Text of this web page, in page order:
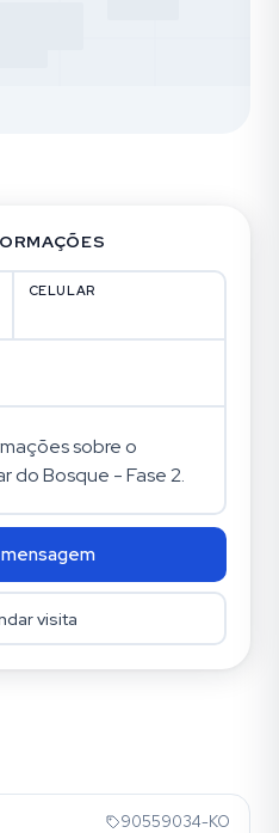
CELULAR
mensagem
visita
90559034-KO